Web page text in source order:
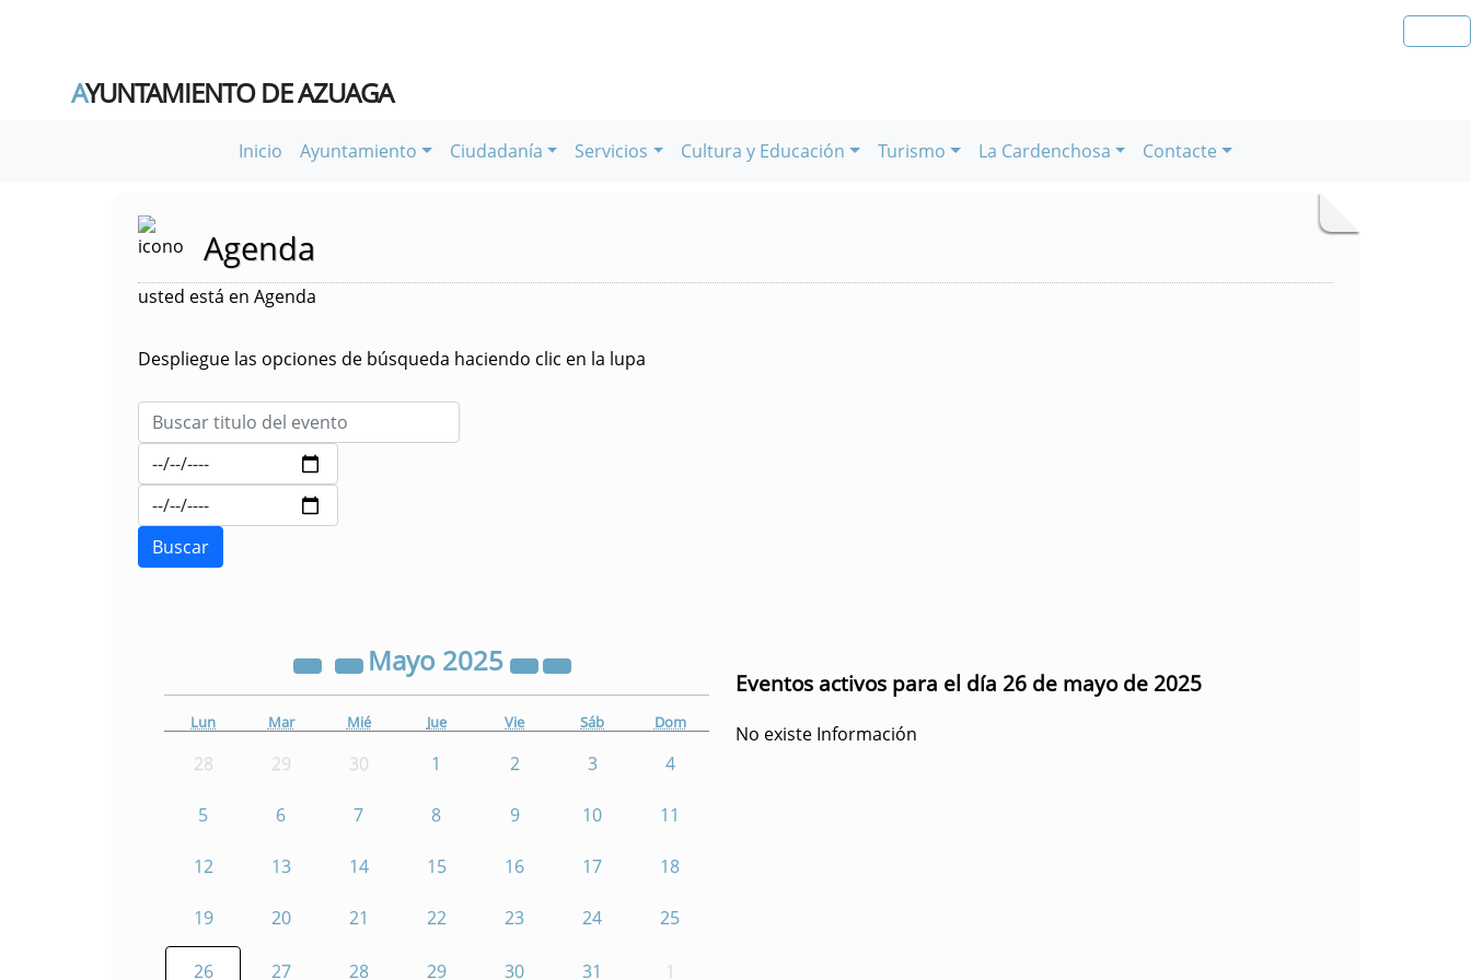
AYUNTAMIENTO DE AZUAGA
Inicio Ayuntamiento Ciudadanía Servicios Cultura y Educación Turismo La Cardenchosa Contacte
Agenda
usted está en Agenda
Despliegue las opciones de búsqueda haciendo clic en la lupa
Mayo 2025
Lun Mar Mié Jue Vie Sáb Dom
28 29 30 1 2 3 4
5 6 7 8 9 10 11
12 13 14 15 16 17 18
19 20 21 22 23 24 25
26 27 28 29 30 31 1
Eventos activos para el día 26 de mayo de 2025
No existe Información